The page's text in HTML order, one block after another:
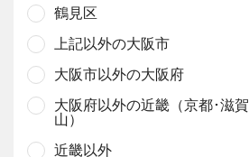
鶴見区
上記以外の大阪市
大阪市以外の大阪府
大阪府以外の近畿（京都･滋
山）
近畿以外